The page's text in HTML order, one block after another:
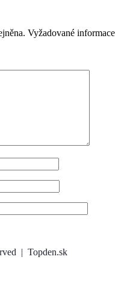
Vyžadované informace
| Topden.sk